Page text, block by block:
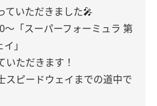
ていただきました🎤
〜「スーパーフォーミュラ 第
」
いただきます！
スピードウェイまでの道中で